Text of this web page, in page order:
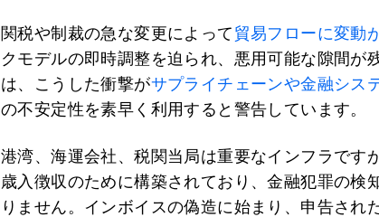
関税や制裁の急な変更によって貿易フローに変動
クモデルの即時調整を迫られ、悪用可能な隙間が
は、こうした衝撃がサプライチェーンや金融シス
の不安定性を素早く利用すると警告しています。
港湾、海運会社、税関当局は重要なインフラです
歳入徴収のために構築されており、金融犯罪の検
りません。インボイスの偽造に始まり、申告され